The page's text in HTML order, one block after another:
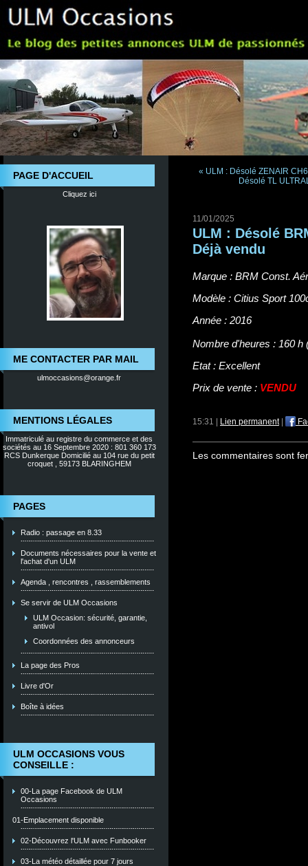
PAGE D'ACCUEIL
Cliquez ici
ME CONTACTER PAR MAIL
ulmoccasions@orange.fr
MENTIONS LÉGALES
Immatriculé au registre du commerce et des
sociétés au 16 Septembre 2020 : 801 360 173
RCS Dunkerque Domicilié au 104 rue du petit
croquet , 59173 BLARINGHEM
PAGES
Radio : passage en 8.33
Documents nécessaires pour la vente et
l'achat d'un ULM
Agenda , rencontres , rassemblements
Se servir de ULM Occasions
ULM Occasion: sécurité, garantie,
antivol
Coordonnées des annonceurs
La page des Pros
Livre d'Or
Boîte à idées
ULM OCCASIONS VOUS
CONSEILLE :
00-La page Facebook de ULM
Occasions
01-Emplacement disponible
02-Découvrez l'ULM avec Funbooker
03-La météo détaillée pour 7 jours
« ULM : Désolé ZENAIR
Désolé TL
11/01/2025
ULM : Désolé
Déjà vendu
Marque : BRM Const.
Modèle : Citius Sport
Année : 2016
Nombre d'heures : 160 h
Etat : Excellent
Prix de vente : VENDU
15:31 | Lien permanent|
Les commentaires sont